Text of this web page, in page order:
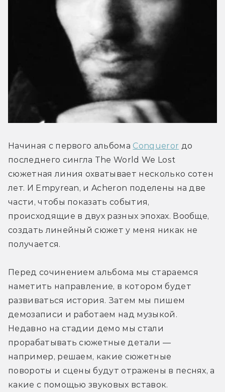
Начиная с первого альбома Conqueror до
последнего сингла The World We Lost
сюжетная линия охватывает несколько сотен
лет. И Empyrean, и Acheron поделены на две
части, чтобы показать события,
происходящие в двух разных эпохах. Вообще,
создать линейный сюжет у меня никак не
получается.
Перед сочинением альбома мы стараемся
наметить направление, в котором будет
развиваться история. Затем мы пишем
демозаписи и работаем над музыкой.
Недавно на стадии демо мы стали
прорабатывать сюжетные детали —
например, решаем, какие сюжетные
повороты и сцены будут отражены в песнях, а
какие с помощью звуковых вставок.